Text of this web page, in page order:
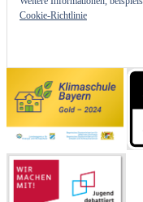
Cookie-Richtlinie